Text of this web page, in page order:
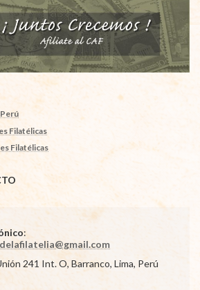
Filatélicas
Filatélicas
:
241 Int. O, Barranco, Lima, Perú